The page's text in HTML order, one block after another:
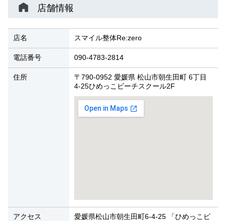
店舗情報
店名 スマイル整体Re:zero
電話番号 090-4783-2814
住所
〒790-0952 愛媛県 松山市朝生田町 6丁目
4-25ひめっこビーチスクール2F
アクセス
愛媛県松山市朝生田町6‑4‑25 「ひめっこビ